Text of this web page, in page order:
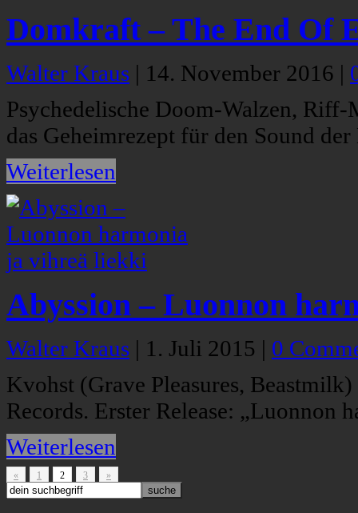
Domkraft – The End Of
Walter Kraus | 14. November 2016 |
Psychedelische Doom-Walzen,
das Geheimrezept für den Sound
Weiterlesen
Abyssion – Luonnon
Walter Kraus | 1. Juli 2015 | 0
Kvohst (Grave Pleasures,
Records. Erster Release: „Luonnon
Weiterlesen
« 1 2 3 »